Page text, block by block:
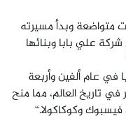
متواضعة وبدأ مسيرته
علي بابا وبنائها
في عام ألفين وأربعة
تاريخ العالم، مما منح
وكوكاكولا.“